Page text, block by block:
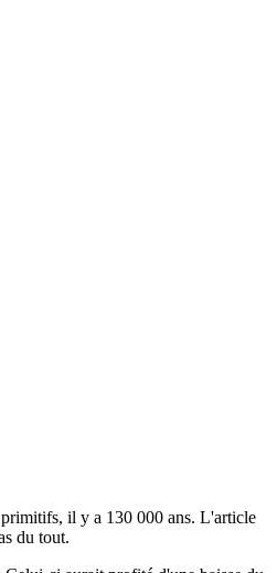
il y a 130 000 ans. L'article
du tout.